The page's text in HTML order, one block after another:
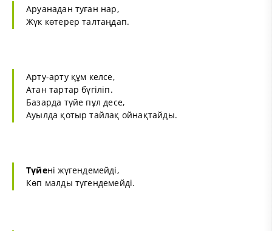
Аруанадан туған нар,
Жүк көтерер талтаңдап.
Арту-арту құм келсе,
Атан тартар бүгіліп.
Базарда түйе пұл десе,
Ауылда қотыр тайлақ ойнақтайды.
Түйені жүгендемейді,
Көп малды түгендемейді.